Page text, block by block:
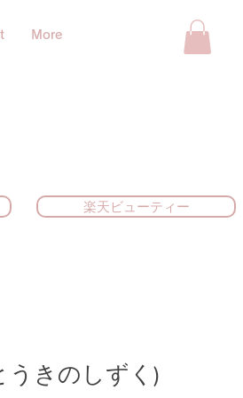
More
楽天ビューティー
うきのしずく)